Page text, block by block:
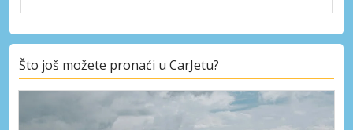
Što još možete pronaći u CarJetu?